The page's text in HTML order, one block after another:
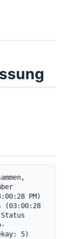
PM)
(03:00:28
5)